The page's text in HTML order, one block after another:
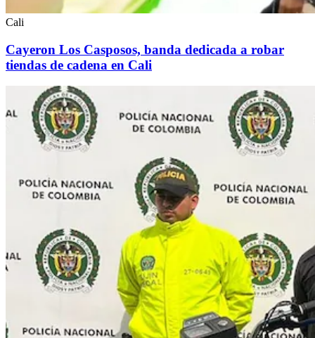
Cali
Cayeron Los Casposos, banda dedicada a robar
tiendas de cadena en Cali